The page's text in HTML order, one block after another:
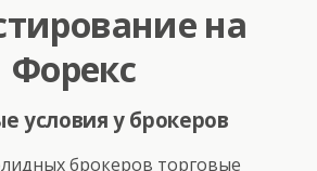
на
Форекс
условия у брокеров
брокеров торговые